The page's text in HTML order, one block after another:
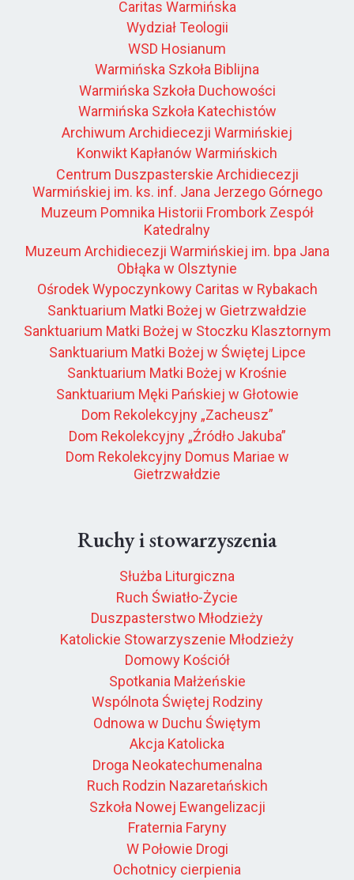
Caritas Warmińska
Wydział Teologii
WSD Hosianum
Warmińska Szkoła Biblijna
Warmińska Szkoła Duchowości
Warmińska Szkoła Katechistów
Archiwum Archidiecezji Warmińskiej
Konwikt Kapłanów Warmińskich
Centrum Duszpasterskie Archidiecezji
Warmińskiej im. ks. inf. Jana Jerzego Górnego
Muzeum Pomnika Historii Frombork Zespół
Katedralny
Muzeum Archidiecezji Warmińskiej im. bpa Jana
Obłąka w Olsztynie
Ośrodek Wypoczynkowy Caritas w Rybakach
Sanktuarium Matki Bożej w Gietrzwałdzie
Sanktuarium Matki Bożej w Stoczku Klasztornym
Sanktuarium Matki Bożej w Świętej Lipce
Sanktuarium Matki Bożej w Krośnie
Sanktuarium Męki Pańskiej w Głotowie
Dom Rekolekcyjny „Zacheusz”
Dom Rekolekcyjny „Źródło Jakuba”
Dom Rekolekcyjny Domus Mariae w
Gietrzwałdzie
Ruchy i stowarzyszenia
Służba Liturgiczna
Ruch Światło-Życie
Duszpasterstwo Młodzieży
Katolickie Stowarzyszenie Młodzieży
Domowy Kościół
Spotkania Małżeńskie
Wspólnota Świętej Rodziny
Odnowa w Duchu Świętym
Akcja Katolicka
Droga Neokatechumenalna
Ruch Rodzin Nazaretańskich
Szkoła Nowej Ewangelizacji
Fraternia Faryny
W Połowie Drogi
Ochotnicy cierpienia